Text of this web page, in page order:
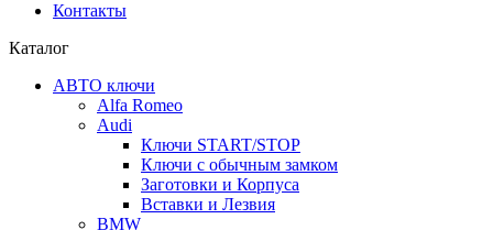
Контакты
Каталог
АВТО ключи
Alfa Romeo
Audi
Ключи START/STOP
Ключи с обычным замком
Заготовки и Корпуса
Вставки и Лезвия
BMW